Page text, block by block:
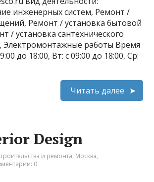
инженерных систем, Ремонт /
Ремонт / установка бытовой
/ установка сантехнического
Электромонтажные работы Время
до 18:00, Вт: с 09:00 до 18:00, Ср:
Читать далее
Design
и ремонта, Москва,
0